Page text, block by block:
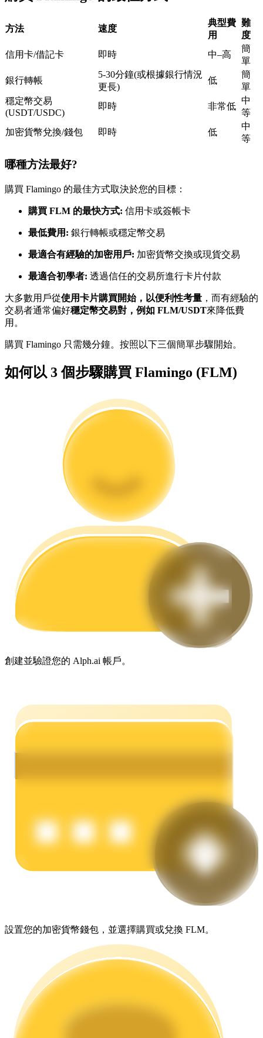
與頂尖交易專家同行
成為跟單交易員
坐享盈利分成和跟單分傭
包含交易情況等的大數據分析
合約指南
使您的資產穩定增值
方法 速度
典型費
用
難
度
信用卡/借記卡
即時 中–高
簡
單
銀行轉帳
5-30分鐘(或根據銀行情況
更長)
低
簡
單
穩定幣交易
(USDT/USDC)
即時 非常低
中
等
加密貨幣兌換/錢包
即時 低
中
等
哪種方法最好?
購買 Flamingo 的最佳方式取決於您的目標：
購買 FLM 的最快方式: 信用卡或簽帳卡
最低費用: 銀行轉帳或穩定幣交易
最適合有經驗的加密用戶: 加密貨幣交換或現貨交易
最適合初學者: 透過信任的交易所進行卡片付款
大多數用戶從使用卡片購買開始，以便利性考量 ，而有經驗的
交易者通常偏好穩定幣交易對，例如 FLM/USDT來降低費
用。
購買 Flamingo 只需幾分鐘。按照以下三個簡單步驟開始。
如何以 3 個步驟購買 Flamingo (FLM)
創建並驗證您的 Alph.ai 帳戶。
設置您的加密貨幣錢包，並選擇購買或兌換 FLM。